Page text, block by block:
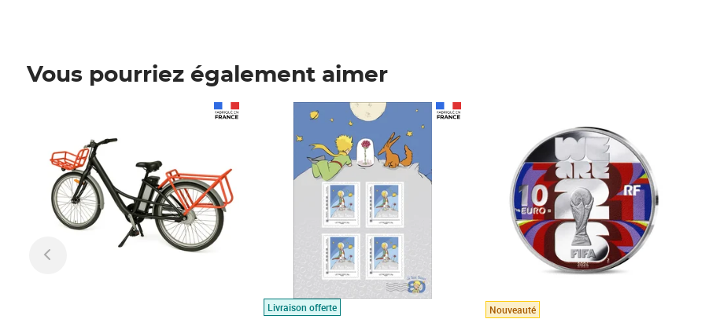
Vous pourriez également aimer
Livraison offerte
Prix 7,50€
Nouveauté